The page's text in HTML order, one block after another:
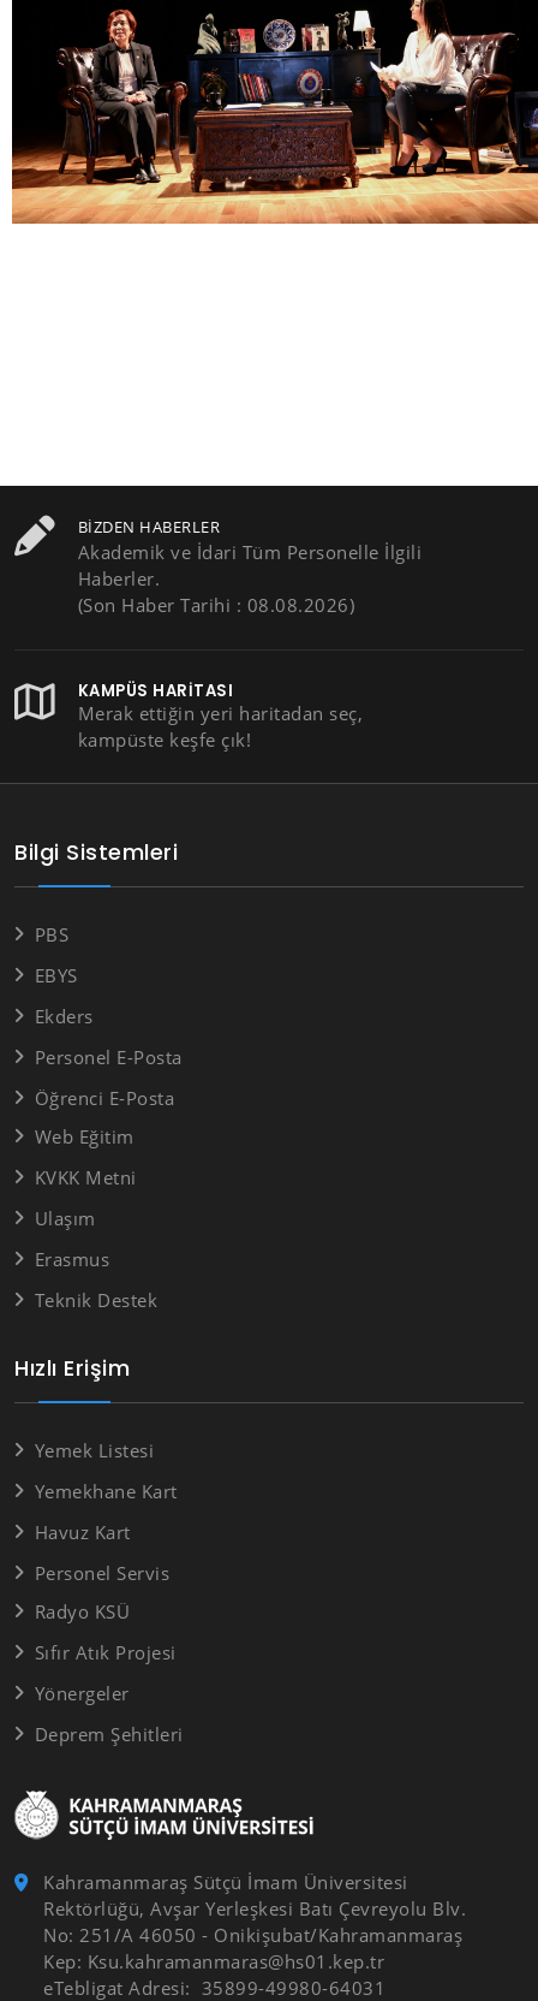
BIZDEN HABERLER
Akademik ve İdari Tüm Personelle İlgili
Haberler.
(Son Haber Tarihi : 08.08.2026)
KAMPÜS HARITASI
Merak ettiğin yeri haritadan seç,
kampüste keşfe çık!
Kahramanmaraş Sütçü İmam Üniversitesi
Rektörlüğü, Avşar Yerleşkesi Batı Çevreyolu Blv.
No: 251/A 46050 - Onikişubat/Kahramanmaraş
Kep: Ksu.kahramanmaras@hs01.kep.tr
eTebligat Adresi: 35899-49980-64031
Hızlı Erişim
Yemek Listesi
Yemekhane Kart
Havuz Kart
Personel Servis
Radyo KSÜ
Sıfır Atık Projesi
Yönergeler
Deprem Şehitleri
Bilgi Sistemleri
PBS
EBYS
Ekders
Personel E-Posta
Öğrenci E-Posta
Web Eğitim
KVKK Metni
Ulaşım
Erasmus
Teknik Destek